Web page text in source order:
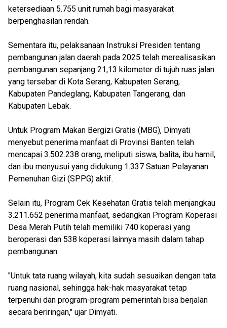
ketersediaan 5.755 unit rumah bagi masyarakat
berpenghasilan rendah.
Sementara itu, pelaksanaan Instruksi Presiden tentang
pembangunan jalan daerah pada 2025 telah merealisasikan
pembangunan sepanjang 21,13 kilometer di tujuh ruas jalan
yang tersebar di Kota Serang, Kabupaten Serang,
Kabupaten Pandeglang, Kabupaten Tangerang, dan
Kabupaten Lebak.
Untuk Program Makan Bergizi Gratis (MBG), Dimyati
menyebut penerima manfaat di Provinsi Banten telah
mencapai 3.502.238 orang, meliputi siswa, balita, ibu hamil,
dan ibu menyusui yang didukung 1.337 Satuan Pelayanan
Pemenuhan Gizi (SPPG) aktif.
Selain itu, Program Cek Kesehatan Gratis telah menjangkau
3.211.652 penerima manfaat, sedangkan Program Koperasi
Desa Merah Putih telah memiliki 740 koperasi yang
beroperasi dan 538 koperasi lainnya masih dalam tahap
pembangunan.
"Untuk tata ruang wilayah, kita sudah sesuaikan dengan tata
ruang nasional, sehingga hak-hak masyarakat tetap
terpenuhi dan program-program pemerintah bisa berjalan
secara beriringan," ujar Dimyati.